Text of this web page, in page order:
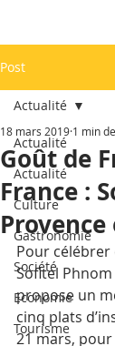
Post
Actualité
Actualité
Culture
Gastronomie
Société
Economie
Tourisme
Actualité
Goût de
France :
18 mars 2019 1 min
Pour célébrer
Sofitel
propose un
cinq plats
21 mars,